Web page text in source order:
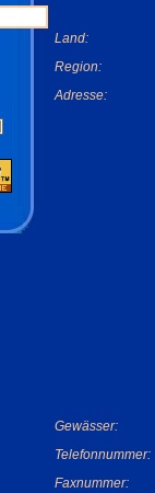
Land:
Region:
Adresse:
Gewässer:
Telefonnummer:
Faxnummer: